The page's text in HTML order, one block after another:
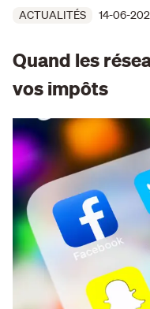
ACTUALITÉS 14-06-
Quand les
vos impôts